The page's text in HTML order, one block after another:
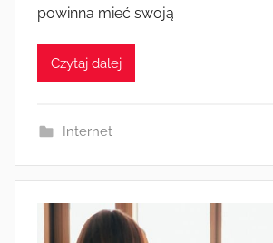
powinna mieć swoją
Czytaj dalej
Internet